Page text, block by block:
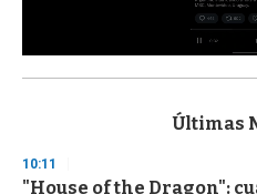
s
d
s
Últimas
10:11
"House of the Dragon":